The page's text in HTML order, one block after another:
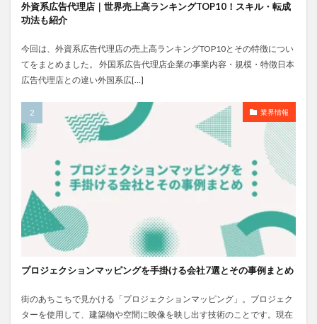
外資系広告代理店｜世界売上高ランキングTOP10！スキル・転成
功法も紹介
今回は、外資系広告代理店の売上高ランキングTOP10とその特徴につい
てをまとめました。 外国系広告代理店企業の事業内容・規模・特徴日本
広告代理店との違い外国系広[…]
業界情報
プロジェクションマッピングを手掛ける会社7選とその事例まとめ
街のあちこちで見かける「プロジェクションマッピング」。ブロジェク
ターを使用して、建築物や空間に映像を映し出す技術のことです。現在